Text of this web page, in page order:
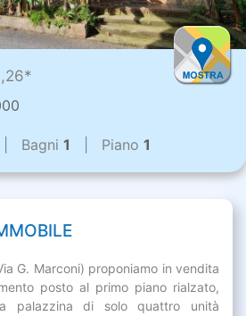
,26*
| Bagni 1 | Piano 1
G. Marconi) proponiamo in vendita
posto al primo piano rialzato,
palazzina di solo quattro unità